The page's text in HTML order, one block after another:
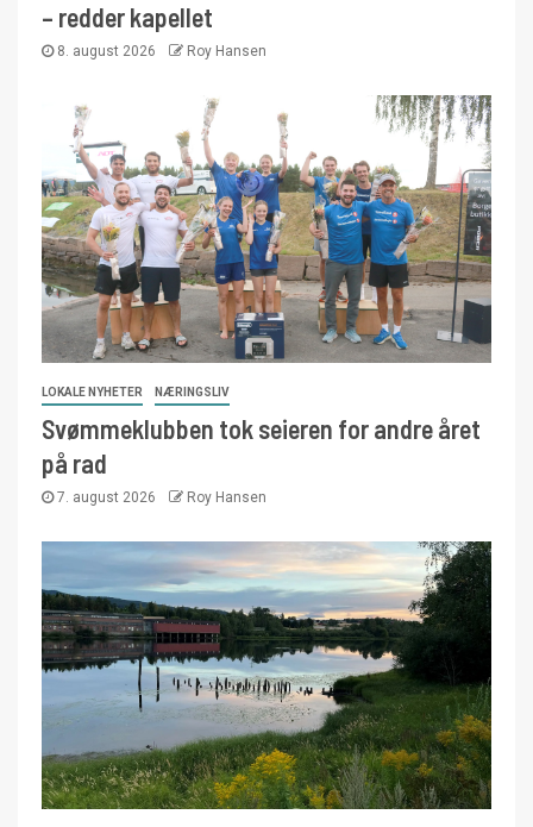
– redder kapellet
8. august 2026 Roy Hansen
LOKALE NYHETER NÆRINGSLIV
Svømmeklubben tok seieren for andre året
på rad
7. august 2026 Roy Hansen